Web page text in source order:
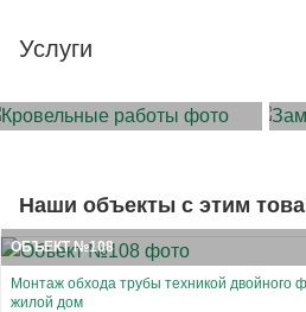
Услуги
Наши объекты с этим
ОБЪЕКТ №108
Монтаж обхода трубы техникой двойного
жилой дом